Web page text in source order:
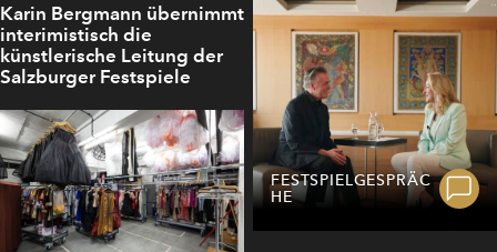
Karin Bergmann übernimmt
interimistisch die
künstlerische Leitung der
Salzburger Festspiele
FESTSPIELGESPRÄC
HE